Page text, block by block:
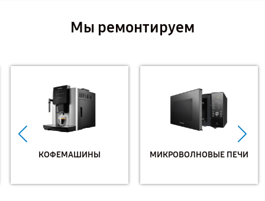
Мы ремонтируем
КОФЕМАШИНЫ МИКРОВОЛНОВЫЕ ПЕЧИ